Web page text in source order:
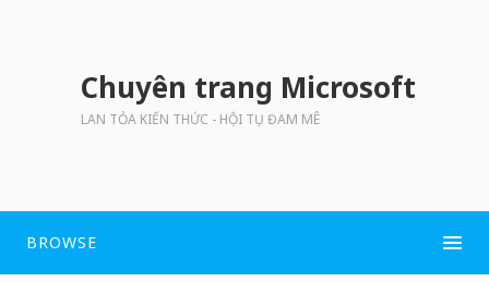
Chuyên trang Microsoft
LAN TỎA KIẾN THỨC - HỘI TỤ ĐAM MÊ
BROWSE